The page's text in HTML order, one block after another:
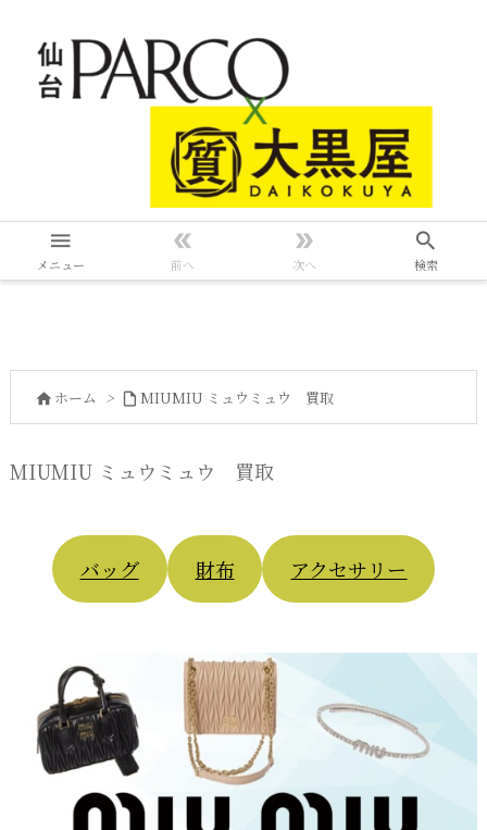

メニュー

前へ

次へ

検索
 ホーム >  MIUMIU ミュウミュウ 買取
MIUMIU ミュウミュウ 買取
バッグ 財布 アクセサリー